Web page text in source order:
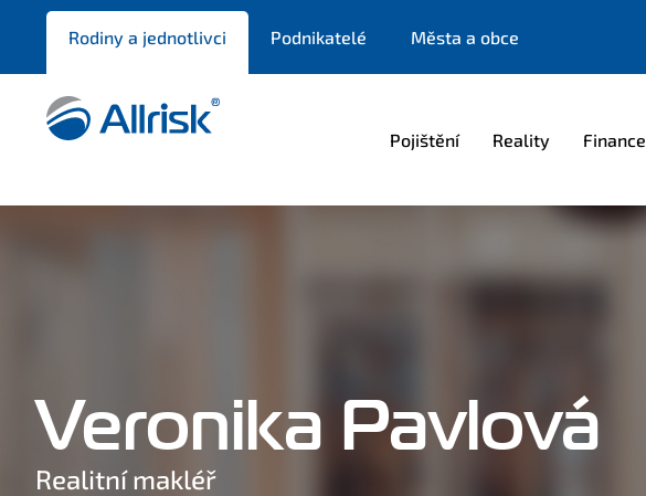
Rodiny a jednotlivci Podnikatelé Města a obce
Pojištění Reality Finance
Veronika Pavlová
Realitní makléř